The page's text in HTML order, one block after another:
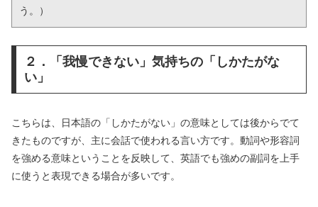
う。）
２．「我慢できない」気持ちの「しかたがな
い」
こちらは、日本語の「しかたがない」の意味としては後からでて
きたものですが、主に会話で使われる言い方です。動詞や形容詞
を強める意味ということを反映して、英語でも強めの副詞を上手
に使うと表現できる場合が多いです。